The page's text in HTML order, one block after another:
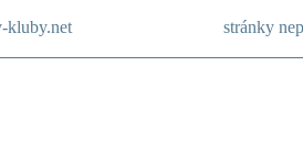
kluby.net stránky